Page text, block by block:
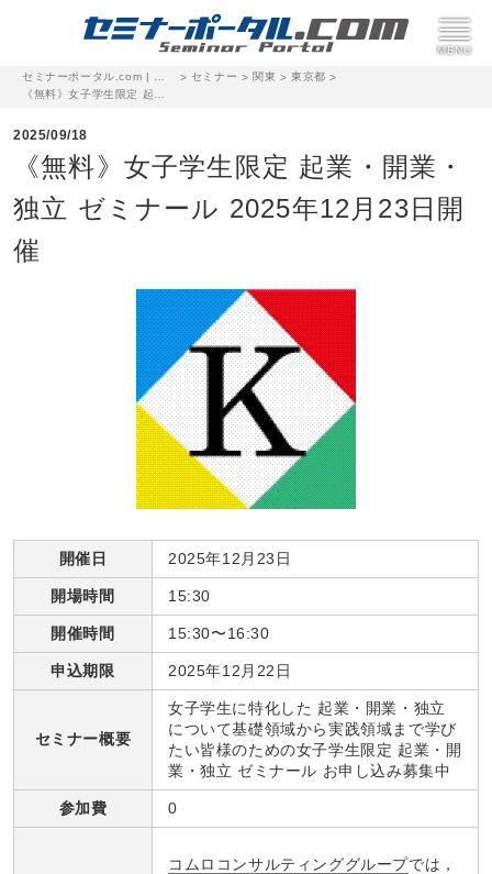
> セミナー > 関東 >東京都 >
2025/09/18
《無料》女子学生限定 起業・開業・
独立 ゼミナール 2025年12月23日開
催
開催日 2025年12月23日
開場時間 15:30
開催時間 15:30〜16:30
申込期限 2025年12月22日
セミナー概要
女子学生に特化した 起業・開業・独立
について基礎領域から実践領域まで学び
たい皆様のための女子学生限定 起業・開
業・独立 ゼミナール お申し込み募集中
参加費 0
コムロコンサルティンググループでは，